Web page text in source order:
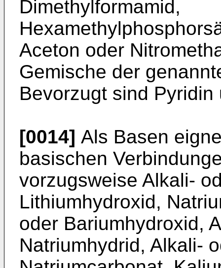
Dimethylformamid,
Aceton oder
Gemische der
Bevorzugt sind
[0014] Als Basen
basischen
vorzugsweise Alkali-
Lithiumhydroxid,
oder Bariumhydroxid,
Natriumhydrid, Alkali-